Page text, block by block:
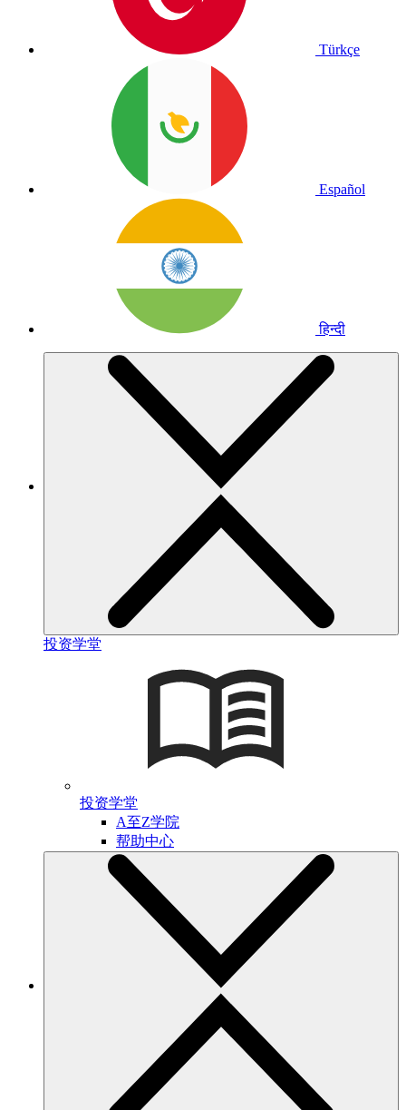
Türkçe
Español
हिन्दी
投资学堂
投资学堂
A至Z学院
帮助中心